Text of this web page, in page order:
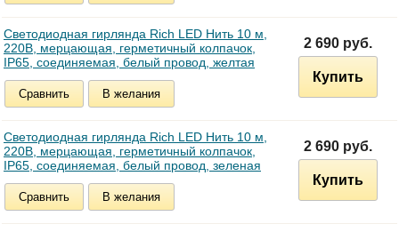
Светодиодная гирлянда Rich LED Нить 10 м,
220В, мерцающая, герметичный колпачок,
IP65, соединяемая, белый провод, желтая
Сравнить В желания
2 690 руб.
Купить
Светодиодная гирлянда Rich LED Нить 10 м,
220В, мерцающая, герметичный колпачок,
IP65, соединяемая, белый провод, зеленая
Сравнить В желания
2 690 руб.
Купить